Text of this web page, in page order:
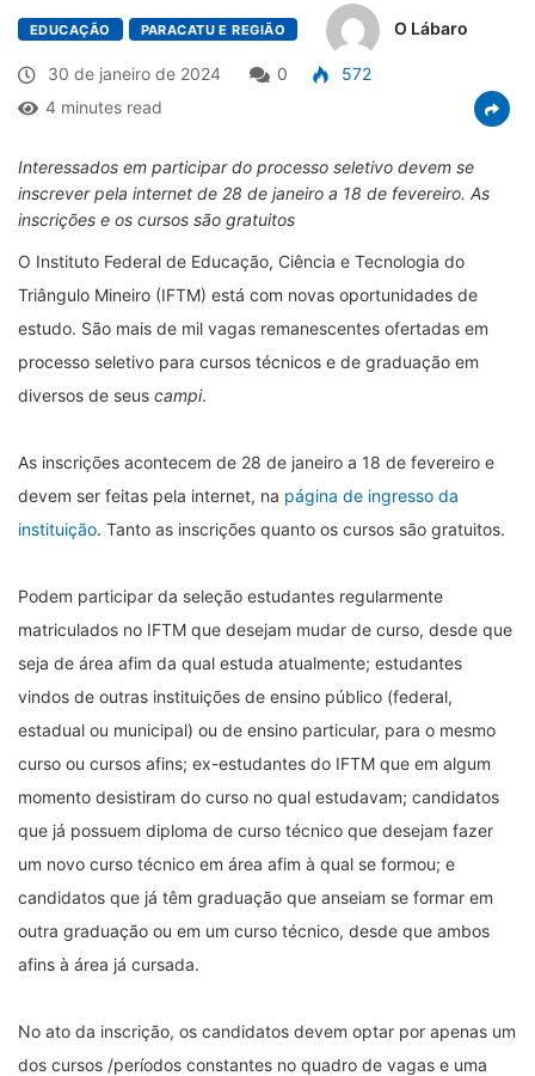
EDUCAÇÃO PARACATU E REGIÃO O Lábaro
30 de janeiro de 2024 0
572
4 minutes read
Interessados em participar do processo seletivo devem se
inscrever pela internet de 28 de janeiro a 18 de fevereiro. As
inscrições e os cursos são gratuitos
O Instituto Federal de Educação, Ciência e Tecnologia do
Triângulo Mineiro (IFTM) está com novas oportunidades de
estudo. São mais de mil vagas remanescentes ofertadas em
processo seletivo para cursos técnicos e de graduação em
diversos de seus campi.
As inscrições acontecem de 28 de janeiro a 18 de fevereiro e
devem ser feitas pela internet, na página de ingresso da
instituição. Tanto as inscrições quanto os cursos são gratuitos.
Podem participar da seleção estudantes regularmente
matriculados no IFTM que desejam mudar de curso, desde que
seja de área afim da qual estuda atualmente; estudantes
vindos de outras instituições de ensino público (federal,
estadual ou municipal) ou de ensino particular, para o mesmo
curso ou cursos afins; ex-estudantes do IFTM que em algum
momento desistiram do curso no qual estudavam; candidatos
que já possuem diploma de curso técnico que desejam fazer
um novo curso técnico em área afim à qual se formou; e
candidatos que já têm graduação que anseiam se formar em
outra graduação ou em um curso técnico, desde que ambos
afins à área já cursada.
No ato da inscrição, os candidatos devem optar por apenas um
dos cursos /períodos constantes no quadro de vagas e uma